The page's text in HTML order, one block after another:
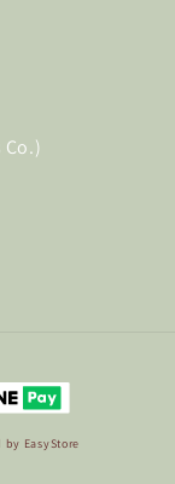
by EasyStore